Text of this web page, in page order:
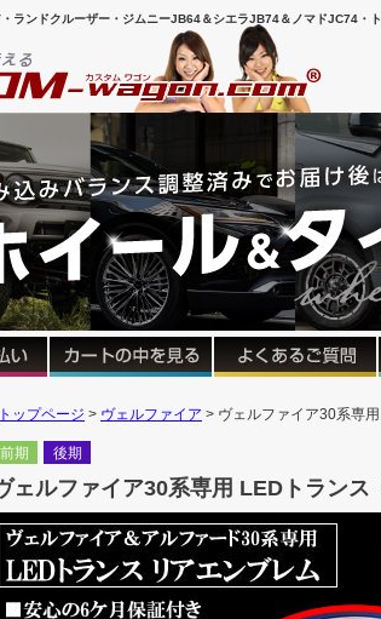
ランドクルーザー・ジムニーJB64＆シエラJB74＆ノマドJC74・
トップページ ヴェルファイア ヴェルファイア30系専
前期 後期
ェルファイア30系専用 LEDトランス